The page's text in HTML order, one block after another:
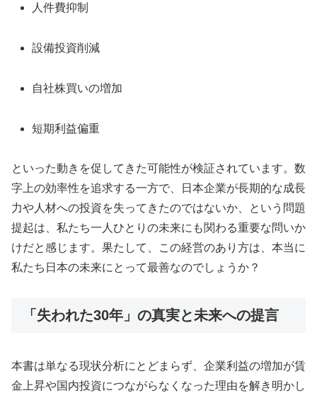
人件費抑制
設備投資削減
自社株買いの増加
短期利益偏重
といった動きを促してきた可能性が検証されています。数
字上の効率性を追求する一方で、日本企業が長期的な成長
力や人材への投資を失ってきたのではないか、という問題
提起は、私たち一人ひとりの未来にも関わる重要な問いか
けだと感じます。果たして、この経営のあり方は、本当に
私たち日本の未来にとって最善なのでしょうか？
「失われた30年」の真実と未来への提言
本書は単なる現状分析にとどまらず、企業利益の増加が賃
金上昇や国内投資につながらなくなった理由を解き明かし